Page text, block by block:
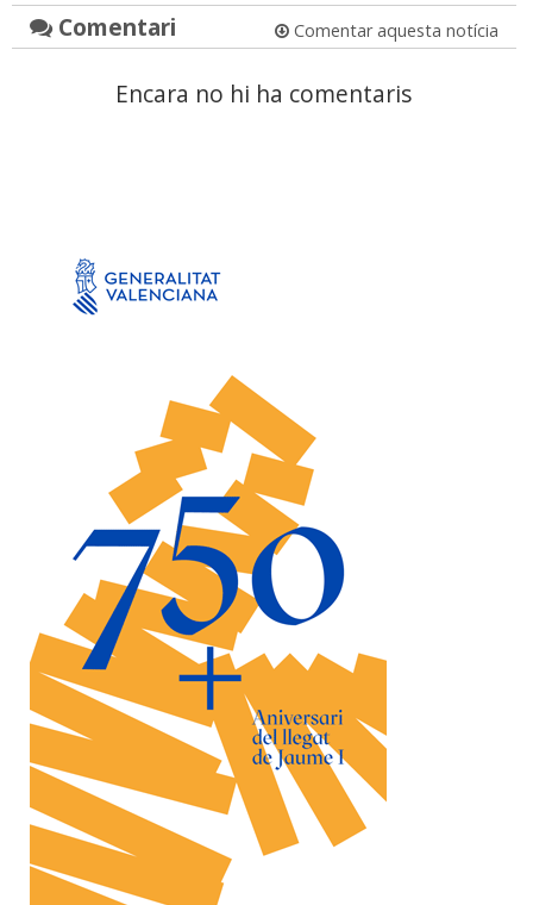
Comentari Comentar aquesta notícia
Encara no hi ha comentaris